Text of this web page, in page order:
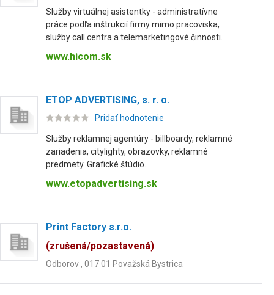
Služby virtuálnej asistentky - administratívne
práce podľa inštrukcií firmy mimo pracoviska,
služby call centra a telemarketingové činnosti.
www.hicom.sk
ETOP ADVERTISING, s. r. o.
Pridať hodnotenie
Služby reklamnej agentúry - billboardy, reklamné
zariadenia, citylighty, obrazovky, reklamné
predmety. Grafické štúdio.
www.etopadvertising.sk
Print Factory s.r.o.
(zrušená/pozastavená)
Odborov , 017 01 Považská Bystrica